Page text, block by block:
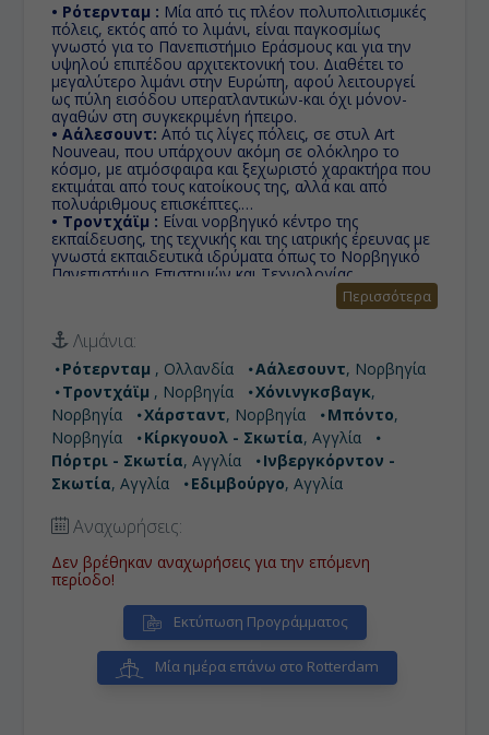
• Ρότερνταμ : Μία από τις πλέον πολυπολιτισμικές
πόλεις, εκτός από το λιμάνι, είναι παγκοσμίως
γνωστό για το Πανεπιστήμιο Εράσμους και για την
υψηλού επιπέδου αρχιτεκτονική του. Διαθέτει το
μεγαλύτερο λιμάνι στην Ευρώπη, αφού λειτουργεί
ως πύλη εισόδου υπερατλαντικών-και όχι μόνον-
αγαθών στη συγκεκριμένη ήπειρο.
• Αάλεσουντ: Aπό τις λίγες πόλεις, σε στυλ Art
Nouveau, που υπάρχουν ακόμη σε ολόκληρο το
κόσμο, με ατμόσφαιρα και ξεχωριστό χαρακτήρα που
εκτιμάται από τους κατοίκους της, αλλά και από
πολυάριθμους επισκέπτες.
• Τροντχάϊμ : Είναι νορβηγικό κέντρο της
εκπαίδευσης, της τεχνικής και της ιατρικής έρευνας με
γνωστά εκπαιδευτικά ιδρύματα όπως το Νορβηγικό
Πανεπιστήμιο Επιστημών και Τεχνολογίας.
Για να
ακαλύψετε πως επιβίωναν οι άνθρωποι σ’ αυτήν την
αφιλόξενη περιοχή, με τα ακραία καιρικά φαινόμενα,
θα επισκεφθείτε το North Cape Museum.
• Χάρσταντ:Το Χάρσταντ (Harstad) είναι ο δεύτερος
πιο πυκνοκατοικημένος δήμος στην κομητεία Troms
og Finnmark της Νορβηγίας. Βρίσκεται κυρίως στο
μεγάλο νησί Hinnøya. Το δημοτικό κέντρο είναι η
πόλη Harstad, η πολυπληθέστερη πόλη στο Central
Hålogaland και η τρίτη μεγαλύτερη σε ολόκληρη τη
Βόρεια Νορβηγία. Η πόλη ιδρύθηκε το 1904.
• Μπόντο:Bρίσκεται βόρεια του Αρκτικού Κύκλου,
είναι η μεγαλύτερη αστική περιοχή της πόλης στο
νομό Nordland, και η δεύτερη μεγαλύτερη στη βόρεια
Νορβηγία.
• Κίρκγουολ - Σκωτία:
Πρωτεύουσα και η
μεγαλύτερη πόλη των Ορκάδων και βρίσκεται στο
νησί Μέινλαντ της Σκωτίας.
• Πόρτρι - Σκωτία:Λιμάνι πλαισιωμένο από βράχια,
με μια προβλήτα που σχεδιάστηκε από τον Τhomaw
Telford, είναι η μεγαλύτερη πόλη στο Skye στις
Εσωτερικές Εβρίδες της Σκωτίας. Η πόλη χρησιμεύει
ως κέντρο για τους τουρίστες να εξερευνήσετε το
Περισσότερα
Λιμάνια:
Ρότερνταμ , Ολλανδία Αάλεσουντ, Νορβηγία
Τροντχάϊμ , Νορβηγία Χόνινγκσβαγκ,
Νορβηγία
Χάρσταντ, Νορβηγία Μπόντο,
Νορβηγία
Κίρκγουολ - Σκωτία, Αγγλία
Πόρτρι - Σκωτία, Αγγλία
Ινβεργκόρντον -
Σκωτία, Αγγλία Εδιμβούργο, Αγγλία
Αναχωρήσεις:
Δεν βρέθηκαν αναχωρήσεις για την επόμενη
περίοδο!
Εκτύπωση Προγράμματος
Μία ημέρα επάνω στο Rotterdam